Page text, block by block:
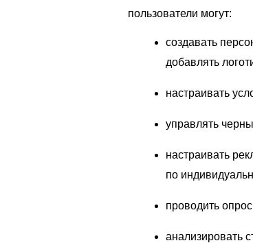
пользователи могут:
создавать
добавлять
настраивать
управлять
настраивать
по
проводить
анализировать